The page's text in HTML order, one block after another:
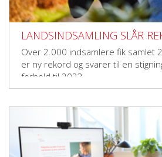
LANDSINDSAMLING SLÅR
Over 2.000 indsamlere fik samlet
er ny rekord og svarer til en
forhold til 2023.